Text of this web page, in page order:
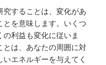
することは、変化があ
を意味します。いくつ
利益も変化に従いま
とは、あなたの周囲に対
エネルギーを与えてく